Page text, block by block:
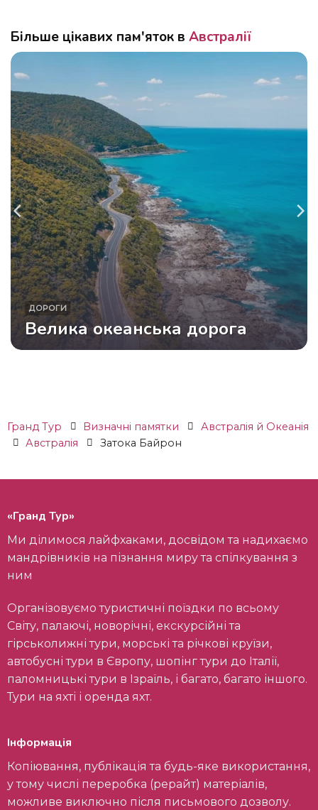
Більше цікавих пам'яток в Австралії
ДОРОГИ
Велика океанська дорога
Гранд Тур Визначні памятки
Австралія й Океанія
Австралія
Затока Байрон
«Гранд Тур»
Ми ділимося лайфхаками, досвідом та надихаємо
мандрівників на пізнання миру та спілкування з
ним
Організовуємо туристичні поїздки по всьому
Світу, палаючі, новорічні, екскурсійні та
гірськолижні тури, морські та річкові круїзи,
автобусні тури в Європу, шопінг тури до Італії,
паломницькі тури в Ізраїль, і багато, багато іншого.
Тури на яхті і оренда яхт.
Інформація
Копіювання, публікація та будь-яке використання,
у тому числі переробка (рерайт) матеріалів,
можливе виключно після письмового дозволу.